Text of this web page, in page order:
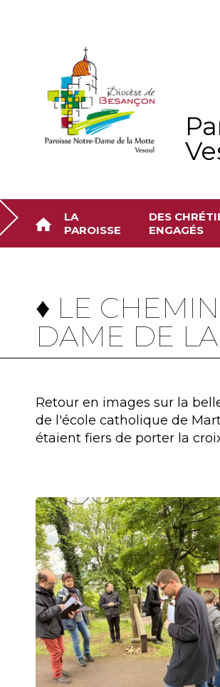
LA
PAROISSE
DES
ENGAGÉS
♦ LE
DAME DE
Retour en images sur la
de l'école catholique de
étaient fiers de porter la